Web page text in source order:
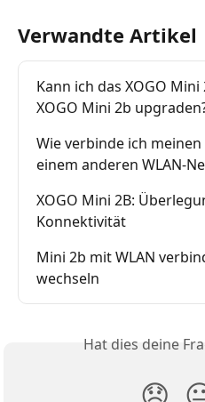
Verwandte Artikel
Kann ich das XOGO
XOGO Mini 2b
Wie verbinde ich
einem anderen WLAN-
XOGO Mini 2B:
Konnektivität
Mini 2b mit WLAN
wechseln
Hat dies deine